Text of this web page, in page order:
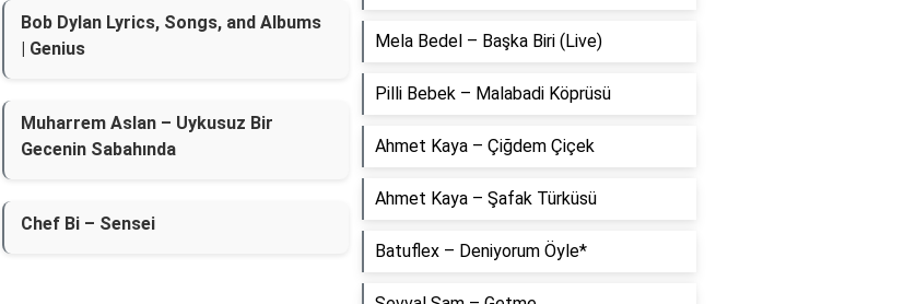
Bob Dylan Lyrics, Songs, and Albums
| Genius
Muharrem Aslan – Uykusuz Bir
Gecenin Sabahında
Chef Bi – Sensei
Mela Bedel – Başka Biri (Live)
Pilli Bebek – Malabadi Köprüsü
Ahmet Kaya – Çiğdem Çiçek
Ahmet Kaya – Şafak Türküsü
Batuflex – Deniyorum Öyle*